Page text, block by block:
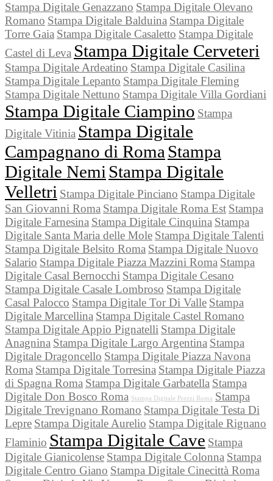
Stampa Digitale Genazzano Stampa Digitale Olevano
Romano Stampa Digitale Balduina Stampa Digitale
Torre Gaia Stampa Digitale Casaletto Stampa Digitale
Castel di Leva Stampa Digitale Cerveteri
Stampa Digitale Ardeatino Stampa Digitale Casilina
Stampa Digitale Lepanto Stampa Digitale Fleming
Stampa Digitale Nettuno Stampa Digitale Villa Gordiani
Stampa Digitale Ciampino Stampa
Digitale Vitinia Stampa Digitale
Campagnano di RomaStampa
Digitale NemiStampa Digitale
Velletri Stampa Digitale Pinciano Stampa Digitale
San Giovanni Roma Stampa Digitale Roma Est Stampa
Digitale Farnesina Stampa Digitale Cinquina Stampa
Digitale Santa Maria delle Mole Stampa Digitale Talenti
Stampa Digitale Belsito Roma Stampa Digitale Nuovo
Salario Stampa Digitale Piazza Mazzini Roma Stampa
Digitale Casal Bernocchi Stampa Digitale Cesano
Stampa Digitale Casale Lombroso Stampa Digitale
Casal Palocco Stampa Digitale Tor Di Valle Stampa
Digitale Marcellina Stampa Digitale Castel Romano
Stampa Digitale Appio Pignatelli Stampa Digitale
Anagnina Stampa Digitale Largo Argentina Stampa
Digitale Dragoncello Stampa Digitale Piazza Navona
Roma Stampa Digitale Torresina Stampa Digitale Piazza
di Spagna Roma Stampa Digitale Garbatella Stampa
Digitale Don Bosco Roma Stampa Digitale Prezzi Roma Stampa
Digitale Trevignano Romano Stampa Digitale Testa Di
Lepre Stampa Digitale Aurelio Stampa Digitale Rignano
Flaminio Stampa Digitale Cave Stampa
Digitale Gianicolense Stampa Digitale Colonna Stampa
Digitale Centro Giano Stampa Digitale Cinecittà Roma